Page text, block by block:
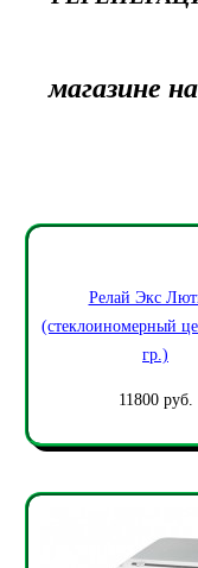
магазине
Релай Экс
(стеклоиномерный
гр.)
11800 руб.